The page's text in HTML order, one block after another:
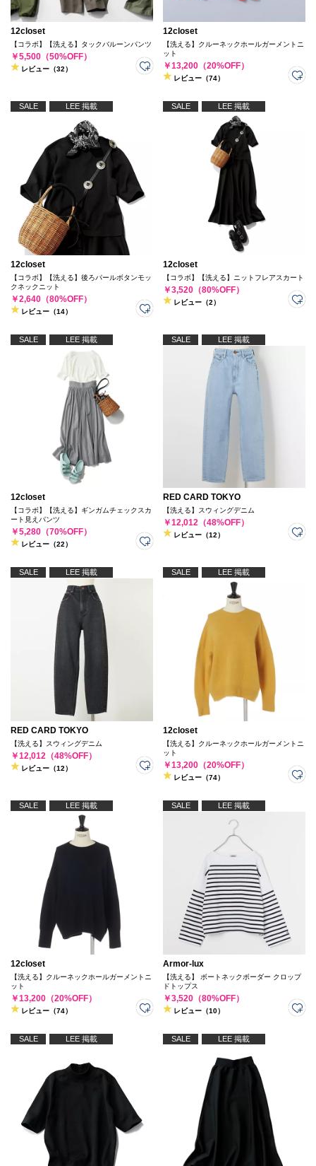
12closet
【コラボ】【洗える】タックバルーンパンツ
￥5,500（50%OFF）
レビュー（32）
12closet
【洗える】クルーネックホールガーメントニ
ット
￥13,200（20%OFF）
レビュー（74）
SALE LEE 掲載
12closet
【コラボ】【洗える】後ろパールボタンモッ
クネックニット
￥2,640（80%OFF）
レビュー（14）
SALE LEE 掲載
12closet
【コラボ】【洗える】ニットフレアスカート
￥3,520（80%OFF）
レビュー（2）
SALE LEE 掲載
12closet
【コラボ】【洗える】ギンガムチェックスカ
ート見えパンツ
￥5,280（70%OFF）
レビュー（22）
SALE LEE 掲載
RED CARD TOKYO
【洗える】スウィングデニム
￥12,012（48%OFF）
レビュー（12）
SALE LEE 掲載
RED CARD TOKYO
【洗える】スウィングデニム
￥12,012（48%OFF）
レビュー（12）
SALE LEE 掲載
12closet
【洗える】クルーネックホールガーメントニ
ット
￥13,200（20%OFF）
レビュー（74）
SALE LEE 掲載
12closet
【洗える】クルーネックホールガーメントニ
ット
￥13,200（20%OFF）
レビュー（74）
SALE LEE 掲載
Armor-lux
【洗える】 ボートネックボーダー クロップ
ドトップス
￥3,520（80%OFF）
レビュー（10）
SALE LEE 掲載 SALE LEE 掲載